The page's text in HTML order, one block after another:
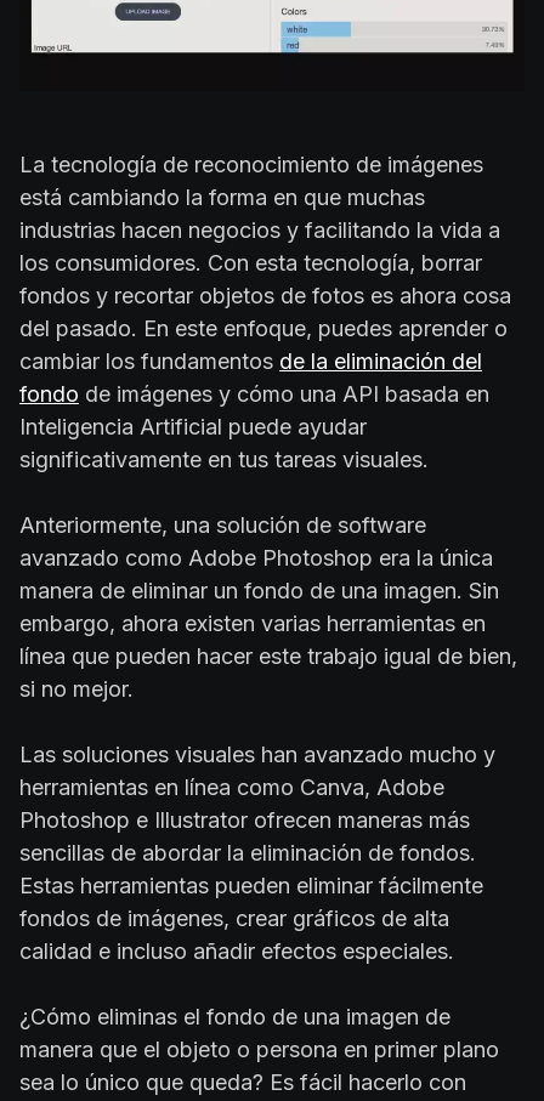
La tecnología de reconocimiento de imágenes
está cambiando la forma en que muchas
industrias hacen negocios y facilitando la vida a
los consumidores. Con esta tecnología, borrar
fondos y recortar objetos de fotos es ahora cosa
del pasado. En este enfoque, puedes aprender o
cambiar los fundamentos de la eliminación del
fondo de imágenes y cómo una API basada en
Inteligencia Artificial puede ayudar
significativamente en tus tareas visuales.
Anteriormente, una solución de software
avanzado como Adobe Photoshop era la única
manera de eliminar un fondo de una imagen. Sin
embargo, ahora existen varias herramientas en
línea que pueden hacer este trabajo igual de bien,
si no mejor.
Las soluciones visuales han avanzado mucho y
herramientas en línea como Canva, Adobe
Photoshop e Illustrator ofrecen maneras más
sencillas de abordar la eliminación de fondos.
Estas herramientas pueden eliminar fácilmente
fondos de imágenes, crear gráficos de alta
calidad e incluso añadir efectos especiales.
¿Cómo eliminas el fondo de una imagen de
manera que el objeto o persona en primer plano
sea lo único que queda? Es fácil hacerlo con